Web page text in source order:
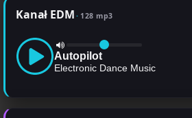
Kanał EDM 128 mp3
Autopilot
Electronic Dance Music